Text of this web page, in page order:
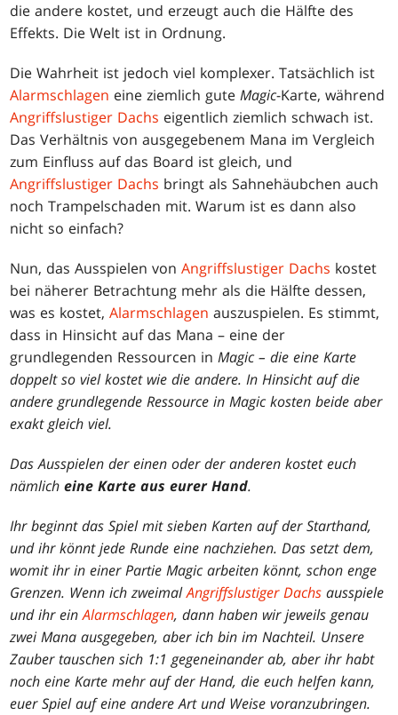
die andere kostet, und erzeugt auch die Hälfte des
Effekts. Die Welt ist in Ordnung.
Die Wahrheit ist jedoch viel komplexer. Tatsächlich ist
Alarmschlagen eine ziemlich guteMagic-Karte, während
Angriffslustiger Dachs eigentlich ziemlich schwach ist.
Das Verhältnis von ausgegebenem Mana im Vergleich
zum Einfluss auf das Board ist gleich, und
Angriffslustiger Dachs bringt als Sahnehäubchen auch
noch Trampelschaden mit. Warum ist es dann also
nicht so einfach?
Nun, das Ausspielen vonAngriffslustiger Dachs kostet
bei näherer Betrachtung mehr als die Hälfte dessen,
was es kostet,Alarmschlagen auszuspielen. Es stimmt,
dass in Hinsicht auf das Mana – eine der
grundlegenden Ressourcen inMagic – die eine Karte
doppelt so viel kostet wie die andere. In Hinsicht auf die
andere grundlegende Ressource inMagic kosten beide aber
exakt gleich viel.
Das Ausspielen der einen oder der anderen kostet euch
nämlicheine Karte aus eurer Hand.
Ihr beginnt das Spiel mit sieben Karten auf der Starthand,
und ihr könnt jede Runde eine nachziehen. Das setzt dem,
womit ihr in einer PartieMagic arbeiten könnt, schon enge
Grenzen. Wenn ich zweimalAngriffslustiger Dachs ausspiele
und ihr einAlarmschlagen, dann haben wir jeweils genau
zwei Mana ausgegeben, aber ich bin im Nachteil. Unsere
Zauber tauschen sich 1:1 gegeneinander ab, aber ihr habt
noch eine Karte mehr auf der Hand, die euch helfen kann,
euer Spiel auf eine andere Art und Weise voranzubringen.